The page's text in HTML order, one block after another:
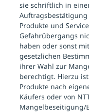
sie schriftlich in
Produkte und
Gefahrübergangs
haben oder sonst
gesetzlichen
ihrer Wahl zur
berechtigt. Hierzu
Produkte nach
Käufers oder von
Mangelbeseitigung/